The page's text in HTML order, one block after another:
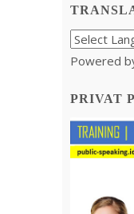
Powered
PRIVAT